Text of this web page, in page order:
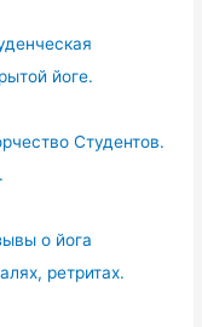
йоге.
Студентов.
о йога
ретритах.